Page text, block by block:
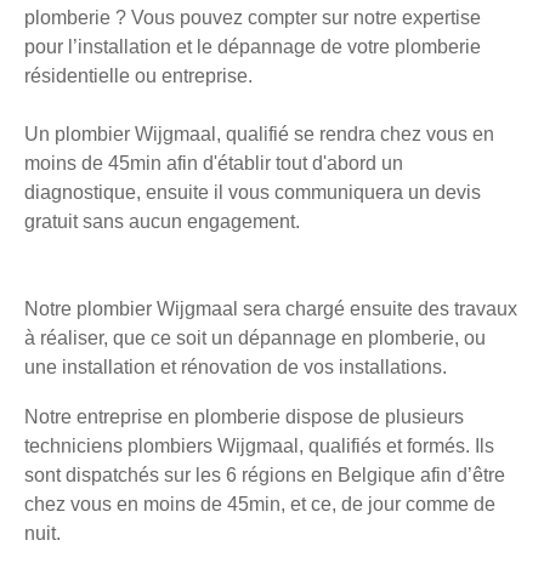
plomberie ? Vous pouvez compter sur notre expertise
pour l’installation et le dépannage de votre plomberie
résidentielle ou entreprise.
Un plombier Wijgmaal, qualifié se rendra chez vous en
moins de 45min afin d'établir tout d'abord un
diagnostique, ensuite il vous communiquera un devis
gratuit sans aucun engagement.
Notre plombier Wijgmaal sera chargé ensuite des travaux
à réaliser, que ce soit un dépannage en plomberie, ou
une installation et rénovation de vos installations.
Notre entreprise en plomberie dispose de plusieurs
techniciens plombiers Wijgmaal, qualifiés et formés. Ils
sont dispatchés sur les 6 régions en Belgique afin d’être
chez vous en moins de 45min, et ce, de jour comme de
nuit.